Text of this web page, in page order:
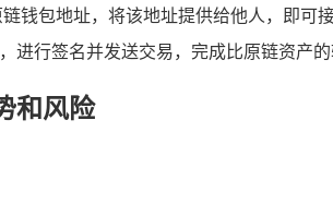
钱包地址，将该地址提供给他人，即
进行签名并发送交易，完成比原链资产的
和风险